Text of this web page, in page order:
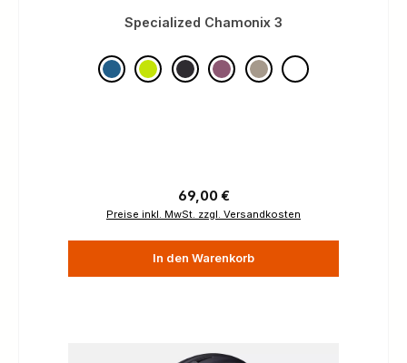
Specialized Chamonix 3
Regulärer Preis:
69,00 €
Preise inkl. MwSt. zzgl. Versandkosten
In den Warenkorb